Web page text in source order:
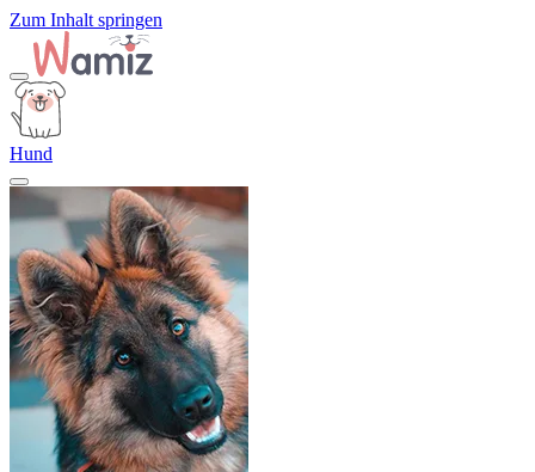
Zum Inhalt springen
Hund